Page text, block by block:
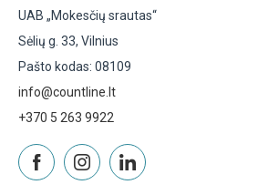
UAB „Mokesčių srautas“
Sėlių g. 33, Vilnius
Pašto kodas: 08109
info@countline.lt
+370 5 263 9922